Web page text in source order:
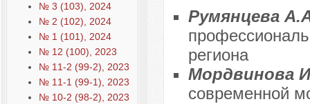
№ 3 (103), 2024
№ 2 (102), 2024
№ 1 (101), 2024
№ 12 (100), 2023
№ 11-2 (99-2), 2023
№ 11-1 (99-1), 2023
№ 10-2 (98-2), 2023
Румянцева
региона
Мордвинова
современной